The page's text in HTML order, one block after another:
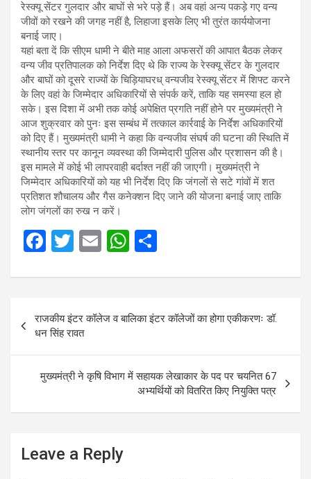
रेस्क्यू सेंटर गुलदार और बाघों से भरे पड़े हैं। अब वहां अन्य पकड़े गए वन्य
जीवों को रखने की जगह नहीं है, लिहाजा इसके लिए भी तुरंत कार्ययोजना
बनाई जाए।
यहां बता दें कि सीएम धामी ने बीते माह आला अफसरों की आपात बैठक लेकर
वन्य जीव प्रतिपालक को निर्देश दिए थे कि राज्य के रेस्क्यू सेंटर के गुलदार
और बाघों को दूसरे राज्यों के चिड़ियाघरध् वन्यजीव रेस्क्यू सेंटर में शिफ्ट करने
के लिए वहां के जिम्मेदार अधिकारियों से संपर्क करें, ताकि यह समस्या हल हो
सके। इस दिशा में अभी तक कोई अपेक्षित प्रगति नहीं होने पर मुख्यमंत्री ने
आज शुक्रवार को पुनः इस सम्बंध में तत्काल कार्रवाई के निर्देश अधिकारियों
को दिए हैं। मुख्यमंत्री धामी ने कहा कि वन्यजीव संघर्ष की घटना की स्थिति में
स्थानीय स्तर पर कानून व्यवस्था की जिम्मेदारी पुलिस और प्रशासन की है।
इस मामले में कोई भी लापरवाही बर्दाश्त नहीं की जाएगी। मुख्यमंत्री ने
जिम्मेदार अधिकारियों को यह भी निर्देश दिए कि जंगलों से सटे गांवों में शत
प्रतिशत शौचालय और गैस कनेक्शन दिए जाने की योजना बनाई जाए ताकि
लोग जंगलों का रुख न करें।
F
ce
b
o
o
k
T
tt
E
ail
W
at
s
A
p
p
ar
navigation
राजकीय इंटर कॉलेज व बालिका इंटर कॉलेजों का होगा एकीकरणः डॉ.
धन सिंह रावत
मुख्यमंत्री ने कृषि विभाग में सहायक लेखाकार के पद पर चयनित 67
अभ्यर्थियों को वितरित किए नियुक्ति पत्र
Leave a Reply